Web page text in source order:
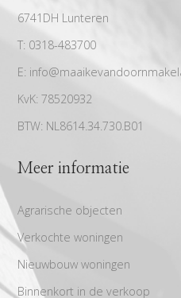
6741DH Lunteren
T: 0318-483700
E:
KvK: 78520932
BTW: NL8614.34.730.B01
Meer informatie
Agrarische objecten
Verkochte woningen
Nieuwbouw woningen
Binnenkort in de verkoop